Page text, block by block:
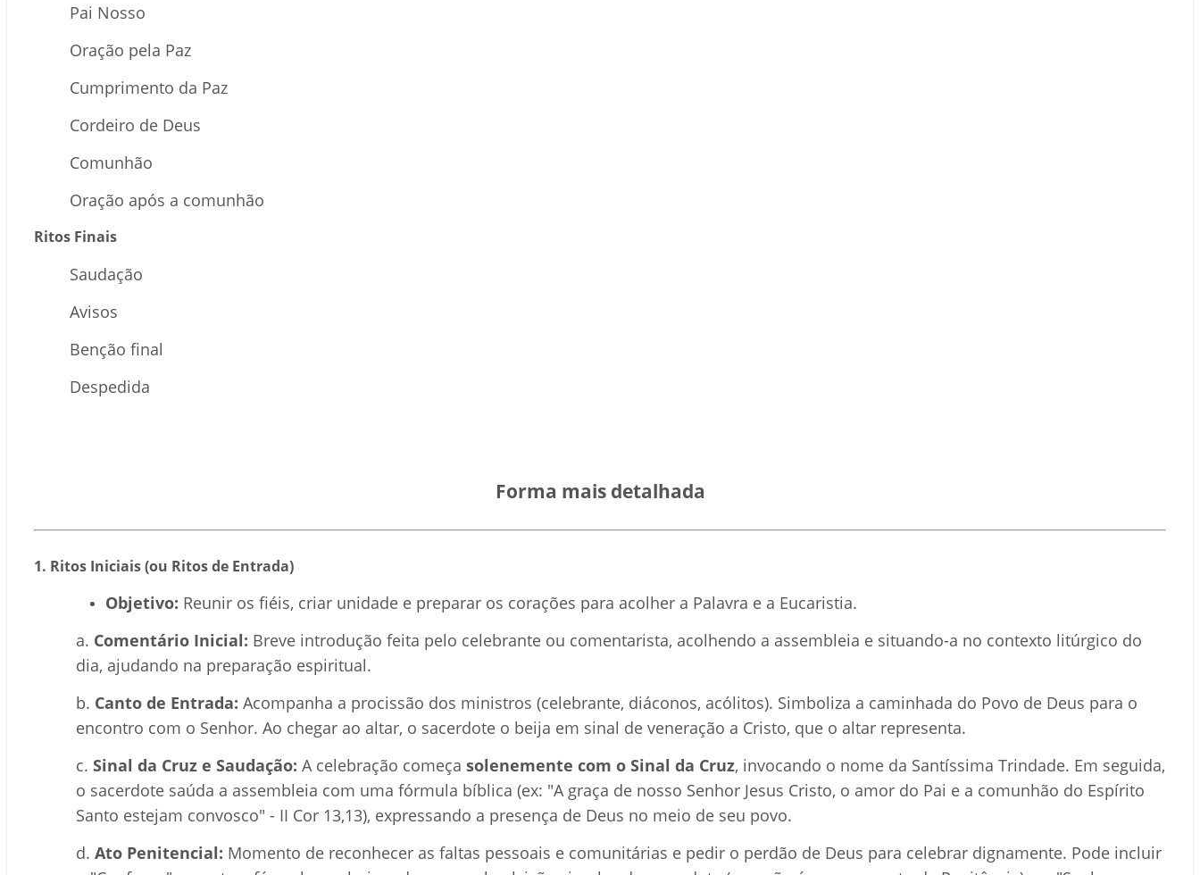
Pai Nosso
Oração pela Paz
Cumprimento da Paz
Cordeiro de Deus
Comunhão
Oração após a comunhão
Ritos Finais
Saudação
Avisos
Benção final
Despedida
Forma mais detalhada
1. Ritos Iniciais (ou Ritos de Entrada)
Objetivo: Reunir os fiéis, criar unidade e preparar os corações para acolher a Palavra e a Eucaristia.
a. Comentário Inicial: Breve introdução feita pelo celebrante ou comentarista, acolhendo a assembleia e situando-a no contexto litúrgico do
dia, ajudando na preparação espiritual.
b. Canto de Entrada: Acompanha a procissão dos ministros (celebrante, diáconos, acólitos). Simboliza a caminhada do Povo de Deus para o
encontro com o Senhor. Ao chegar ao altar, o sacerdote o beija em sinal de veneração a Cristo, que o altar representa.
c.Sinal da Cruz e Saudação: A celebração começasolenemente com o Sinal da Cruz, invocando o nome da Santíssima Trindade. Em seguida,
o sacerdote saúda a assembleia com uma fórmula bíblica (ex: "A graça de nosso Senhor Jesus Cristo, o amor do Pai e a comunhão do Espírito
Santo estejam convosco" - II Cor 13,13), expressando a presença de Deus no meio de seu povo.
d.Ato Penitencial: Momento de reconhecer as faltas pessoais e comunitárias e pedir o perdão de Deus para celebrar dignamente. Pode incluir